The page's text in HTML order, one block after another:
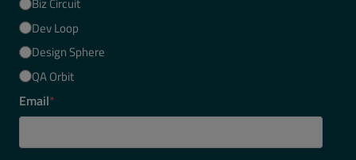
Biz Circuit
Dev Loop
Design Sphere
QA Orbit
Email*